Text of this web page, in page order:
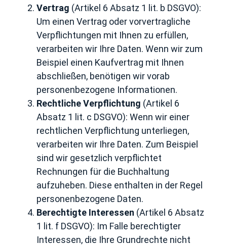
Vertrag (Artikel 6 Absatz 1 lit. b DSGVO):
Um einen Vertrag oder vorvertragliche
Verpflichtungen mit Ihnen zu erfüllen,
verarbeiten wir Ihre Daten. Wenn wir zum
Beispiel einen Kaufvertrag mit Ihnen
abschließen, benötigen wir vorab
personenbezogene Informationen.
Rechtliche Verpflichtung (Artikel 6
Absatz 1 lit. c DSGVO): Wenn wir einer
rechtlichen Verpflichtung unterliegen,
verarbeiten wir Ihre Daten. Zum Beispiel
sind wir gesetzlich verpflichtet
Rechnungen für die Buchhaltung
aufzuheben. Diese enthalten in der Regel
personenbezogene Daten.
Berechtigte Interessen (Artikel 6 Absatz
1 lit. f DSGVO): Im Falle berechtigter
Interessen, die Ihre Grundrechte nicht